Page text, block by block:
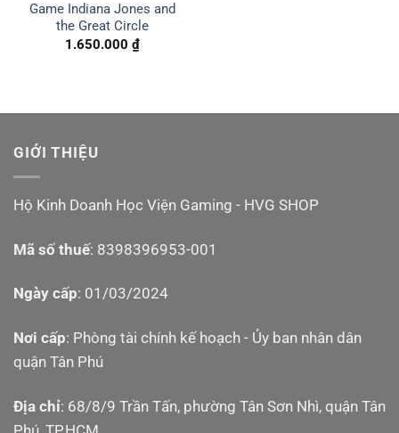
Game Indiana Jones and
the Great Circle
1.650.000 ₫
GIỚI THIỆU
Hộ Kinh Doanh Học Viện Gaming - HVG SHOP
Mã số thuế: 8398396953-001
Ngày cấp: 01/03/2024
Nơi cấp: Phòng tài chính kế hoạch - Ủy ban nhân dân
quận Tân Phú
Địa chỉ: 68/8/9 Trần Tấn, phường Tân Sơn Nhì, quận Tân